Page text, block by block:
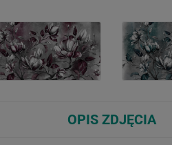
OPIS ZDJĘCIA